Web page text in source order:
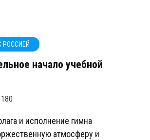
РОССИЕЙ
начало учебной
180
и исполнение гимна
атмосферу и